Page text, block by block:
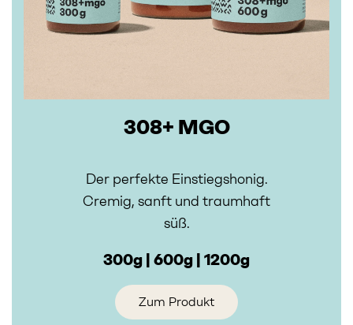
308+ MGO
Der perfekte Einstiegshonig.
Cremig, sanft und traumhaft
süß.
300g | 600g | 1200g
Zum Produkt